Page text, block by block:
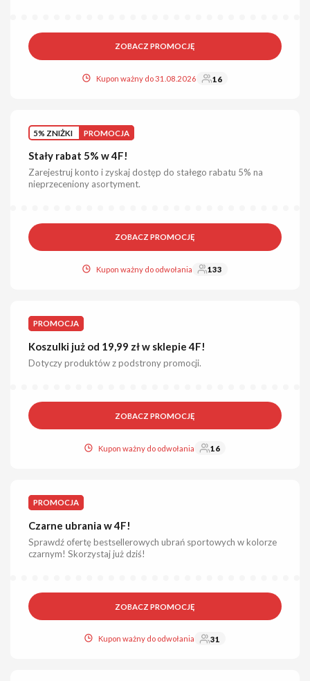
ZOBACZ PROMOCJĘ
Kupon ważny do 31.08.2026 16
5% ZNIŻKI PROMOCJA
Stały rabat 5% w 4F!
Zarejestruj konto i zyskaj dostęp do stałego rabatu 5% na
nieprzeceniony asortyment.
ZOBACZ PROMOCJĘ
Kupon ważny do odwołania 133
PROMOCJA
Koszulki już od 19,99 zł w sklepie 4F!
Dotyczy produktów z podstrony promocji.
ZOBACZ PROMOCJĘ
Kupon ważny do odwołania 16
PROMOCJA
Czarne ubrania w 4F!
Sprawdź ofertę bestsellerowych ubrań sportowych w kolorze
czarnym! Skorzystaj już dziś!
ZOBACZ PROMOCJĘ
Kupon ważny do odwołania 31